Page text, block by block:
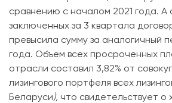
сравнению с началом 2021 года.
заключенных за 3 квартала
превысила сумму за аналогичный
года. Объем всех просроченных
отрасли составил 3,82% от
лизингового портфеля всех
Беларуси), что свидетельствует